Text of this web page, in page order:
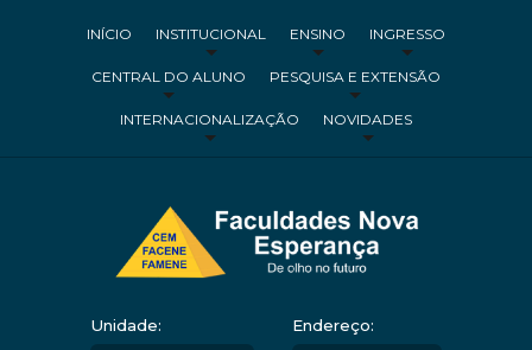
INÍCIO INSTITUCIONAL ENSINO INGRESSO
CENTRAL DO ALUNO PESQUISA E EXTENSÃO
INTERNACIONALIZAÇÃO NOVIDADES
Unidade: Endereço: